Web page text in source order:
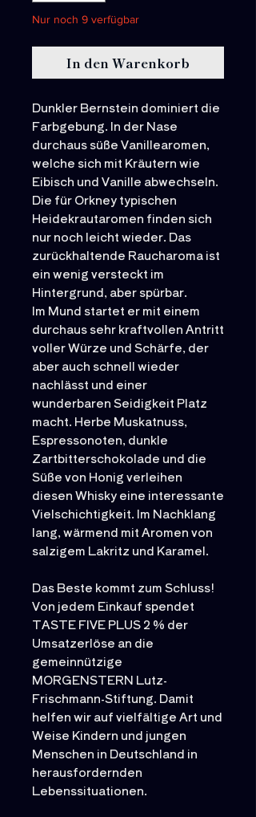
Nur noch 9 verfügbar
In den Warenkorb
Dunkler Bernstein dominiert die
Farbgebung. In der Nase
durchaus süße Vanillearomen,
welche sich mit Kräutern wie
Eibisch und Vanille abwechseln.
Die für Orkney typischen
Heidekrautaromen finden sich
nur noch leicht wieder. Das
zurückhaltende Raucharoma ist
ein wenig versteckt im
Hintergrund, aber spürbar.
Im Mund startet er mit einem
durchaus sehr kraftvollen Antritt
voller Würze und Schärfe, der
aber auch schnell wieder
nachlässt und einer
wunderbaren Seidigkeit Platz
macht. Herbe Muskatnuss,
Espressonoten, dunkle
Zartbitterschokolade und die
Süße von Honig verleihen
diesen Whisky eine interessante
Vielschichtigkeit. Im Nachklang
lang, wärmend mit Aromen von
salzigem Lakritz und Karamel.
Das Beste kommt zum Schluss!
Von jedem Einkauf spendet
TASTE FIVE PLUS 2 % der
Umsatzerlöse an die
gemeinnützige
MORGENSTERN Lutz-
Frischmann-Stiftung. Damit
helfen wir auf vielfältige Art und
Weise Kindern und jungen
Menschen in Deutschland in
herausfordernden
Lebenssituationen.